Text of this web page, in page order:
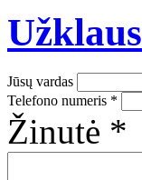
Jūsų vardas
Telefono numeris *
Žinutė *